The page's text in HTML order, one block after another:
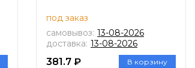
под заказ
самовывоз: 13-08-2026
доставка: 13-08-2026
381.7 ₽ В корзину